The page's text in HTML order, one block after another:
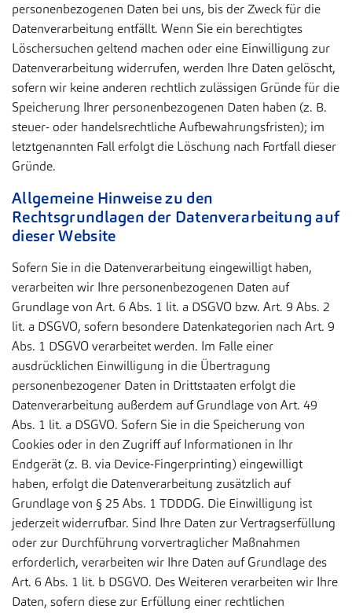
personenbezogenen Daten bei uns, bis der Zweck für die
Datenverarbeitung entfällt. Wenn Sie ein berechtigtes
Löschersuchen geltend machen oder eine Einwilligung zur
Datenverarbeitung widerrufen, werden Ihre Daten gelöscht,
sofern wir keine anderen rechtlich zulässigen Gründe für die
Speicherung Ihrer personenbezogenen Daten haben (z. B.
steuer- oder handelsrechtliche Aufbewahrungsfristen); im
letztgenannten Fall erfolgt die Löschung nach Fortfall dieser
Gründe.
Allgemeine Hinweise zu den
Rechtsgrundlagen der Datenverarbeitung auf
dieserWebsite
Sofern Sie in die Datenverarbeitung eingewilligt haben,
verarbeiten wir Ihre personenbezogenen Daten auf
Grundlage von Art. 6 Abs. 1 lit. a DSGVO bzw. Art. 9 Abs. 2
lit. a DSGVO, sofern besondere Datenkategorien nach Art. 9
Abs. 1 DSGVO verarbeitet werden. Im Falle einer
ausdrücklichen Einwilligung in die Übertragung
personenbezogener Daten in Drittstaaten erfolgt die
Datenverarbeitung außerdem auf Grundlage von Art. 49
Abs. 1 lit. a DSGVO. Sofern Sie in die Speicherung von
Cookies oder in den Zugriff auf Informationen in Ihr
Endgerät (z. B. via Device-Fingerprinting) eingewilligt
haben, erfolgt die Datenverarbeitung zusätzlich auf
Grundlage von § 25 Abs. 1 TDDDG. Die Einwilligung ist
jederzeit widerrufbar. Sind Ihre Daten zur Vertragserfüllung
oder zur Durchführung vorvertraglicher Maßnahmen
erforderlich, verarbeiten wir Ihre Daten auf Grundlage des
Art. 6 Abs. 1 lit. b DSGVO. Des Weiteren verarbeiten wir Ihre
Daten, sofern diese zur Erfüllung einer rechtlichen